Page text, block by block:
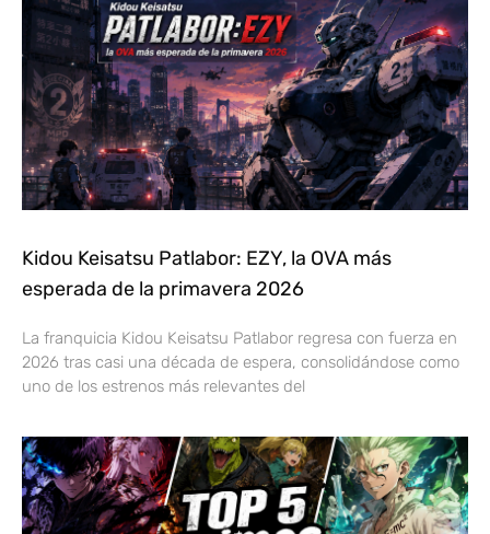
Kidou Keisatsu Patlabor: EZY, la OVA más
esperada de la primavera 2026
La franquicia Kidou Keisatsu Patlabor regresa con fuerza en
2026 tras casi una década de espera, consolidándose como
uno de los estrenos más relevantes del